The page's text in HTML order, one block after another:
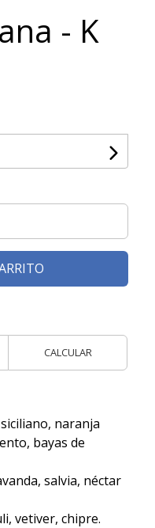
- K
CALCULAR
naranja
bayas de
salvia, néctar
vetiver, chipre.